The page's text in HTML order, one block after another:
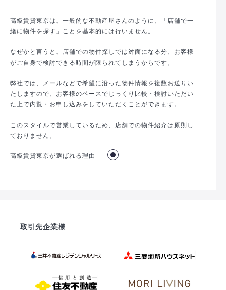
高級賃貸東京は、一般的な不動産屋さんのように、「店舗で一
緒に物件を探す」ことを基本的には行いません。
なぜかと言うと、店舗での物件探しでは対面になる分、お客様
がご自身で検討できる時間が限られてしまうからです。
弊社では、メールなどで希望に沿った物件情報を複数お送りい
たしますので、お客様のペースでじっくり比較・検討いただい
た上で内覧・お申し込みをしていただくことができます。
このスタイルで営業しているため、店舗での物件紹介は原則し
ておりません。
高級賃貸東京が選ばれる理由
取引先企業様